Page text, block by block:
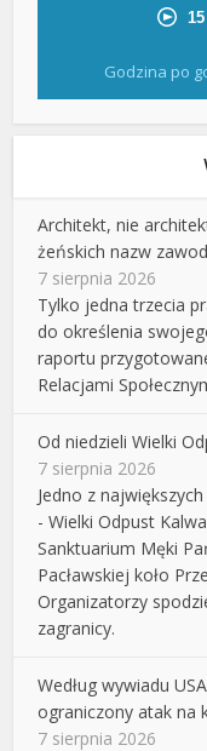
Godzina po
Architekt, nie
żeńskich nazw
7 sierpnia 2026
Tylko jedna trzecia
do określenia
raportu
Relacjami
Od niedzieli Wielki
7 sierpnia 2026
Jedno z
- Wielki Odpust
Sanktuarium Męki
Pacławskiej koło
Organizatorzy
zagranicy.
Według wywiadu
ograniczony atak na
7 sierpnia 2026